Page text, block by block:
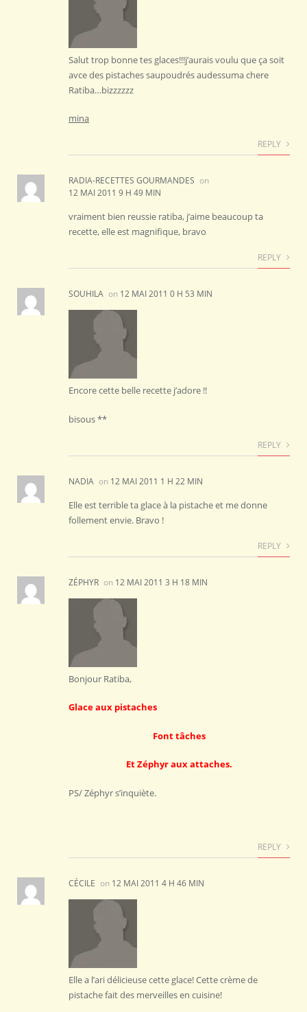
Salut trop bonne tes glaces!!!j’aurais voulu que ça soit
avce des pistaches saupoudrés audessuma chere
Ratiba…bizzzzzz
mina
REPLY
RADIA-RECETTES GOURMANDES on
12 MAI 2011 9 H 49 MIN
vraiment bien reussie ratiba, j’aime beaucoup ta
recette, elle est magnifique, bravo
REPLY
SOUHILA on 12 MAI 2011 0 H 53 MIN
Encore cette belle recette j’adore !!
bisous **
REPLY
NADIA on 12 MAI 2011 1 H 22 MIN
Elle est terrible ta glace à la pistache et me donne
follement envie. Bravo !
REPLY
ZÉPHYR on 12 MAI 2011 3 H 18 MIN
Bonjour Ratiba,
Glace aux pistaches
Font tâches
Et Zéphyr aux attaches.
PS/ Zéphyr s’inquiète.
REPLY
CÉCILE on 12 MAI 2011 4 H 46 MIN
Elle a l’ari délicieuse cette glace! Cette crème de
pistache fait des merveilles en cuisine!